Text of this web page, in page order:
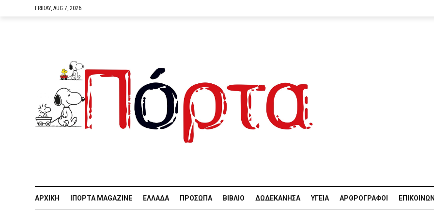
FRIDAY, AUG 7, 2026
ΑΡΧΙΚΉ IΠΌΡΤΑ MAGAZINE ΕΛΛΆΔΑ ΠΡΌΣΩΠΑ ΒΙΒΛΊΟ ΔΩΔΕΚΆΝΗΣΑ ΥΓΕΊΑ ΑΡΘΡΟΓΡΆΦΟΙ